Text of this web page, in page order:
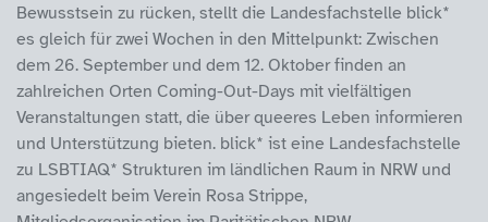
Bewusstsein zu rücken, stellt die Landesfachstelle blick*
es gleich für zwei Wochen in den Mittelpunkt: Zwischen
dem 26. September und dem 12. Oktober finden an
zahlreichen Orten Coming-Out-Days mit vielfältigen
Veranstaltungen statt, die über queeres Leben informieren
und Unterstützung bieten. blick* ist eine Landesfachstelle
zu LSBTIAQ* Strukturen im ländlichen Raum in NRW und
angesiedelt beim Verein Rosa Strippe,